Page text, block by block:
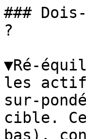
###
?
▼Ré-
les
sur-
cible.
bas),